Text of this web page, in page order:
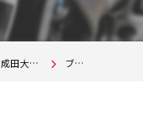
千葉県成田の中古車は有限会社石毛石油 成田大清水SS ブログ